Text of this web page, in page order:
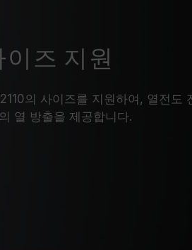
이즈 지원
의 사이즈를 지원하여, 열전도
열 방출을 제공합니다.